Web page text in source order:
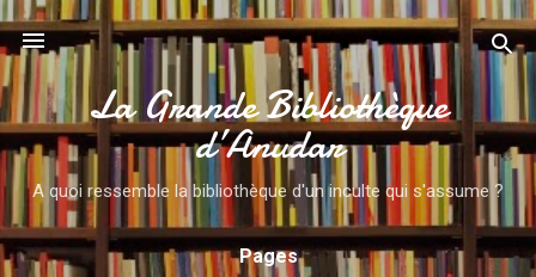
Accéder au contenu principal
La Grande Bibliothèque
d’Anudar
A quoi ressemble la bibliothèque d'un inculte qui s'assume ?
Pages